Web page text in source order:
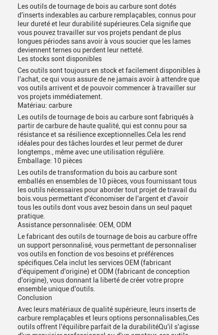
Les outils de tournage de bois au carbure sont dotés
d'inserts indexables au carbure remplaçables, connus pour
leur dureté et leur durabilité supérieures.Cela signifie que
vous pouvez travailler sur vos projets pendant de plus
longues périodes sans avoir à vous soucier que les lames
deviennent ternes ou perdent leur netteté.
Les stocks sont disponibles
Ces outils sont toujours en stock et facilement disponibles à
l'achat, ce qui vous assure de ne jamais avoir à attendre que
vos outils arrivent et de pouvoir commencer à travailler sur
vos projets immédiatement.
Matériau: carbure
Les outils de tournage de bois au carbure sont fabriqués à
partir de carbure de haute qualité, qui est connu pour sa
résistance et sa résilience exceptionnelles.Cela les rend
idéales pour des tâches lourdes et leur permet de durer
longtemps., même avec une utilisation régulière.
Emballage: 10 pièces
Les outils de transformation du bois au carbure sont
emballés en ensembles de 10 pièces, vous fournissant tous
les outils nécessaires pour aborder tout projet de travail du
bois.vous permettant d'économiser de l'argent et d'avoir
tous les outils dont vous avez besoin dans un seul paquet
pratique.
Assistance personnalisée: OEM, ODM
Le fabricant des outils de tournage de bois au carbure offre
un support personnalisé, vous permettant de personnaliser
vos outils en fonction de vos besoins et préférences
spécifiques.Cela inclut les services OEM (fabricant
d'équipement d'origine) et ODM (fabricant de conception
d'origine), vous donnant la liberté de créer votre propre
ensemble unique d'outils.
Conclusion
Avec leurs matériaux de qualité supérieure, leurs inserts de
carbure remplaçables et leurs options personnalisables,Ces
outils offrent l'équilibre parfait de la durabilitéQu'il s'agisse